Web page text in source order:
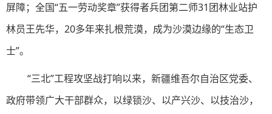
屏障；全国“五一劳动奖章”获得者兵团第二师31团林业站护
林员王先华，20多年来扎根荒漠，成为沙漠边缘的“生态卫
士”。
“三北”工程攻坚战打响以来，新疆维吾尔自治区党委、
政府带领广大干部群众，以绿锁沙、以产兴沙、以技治沙，